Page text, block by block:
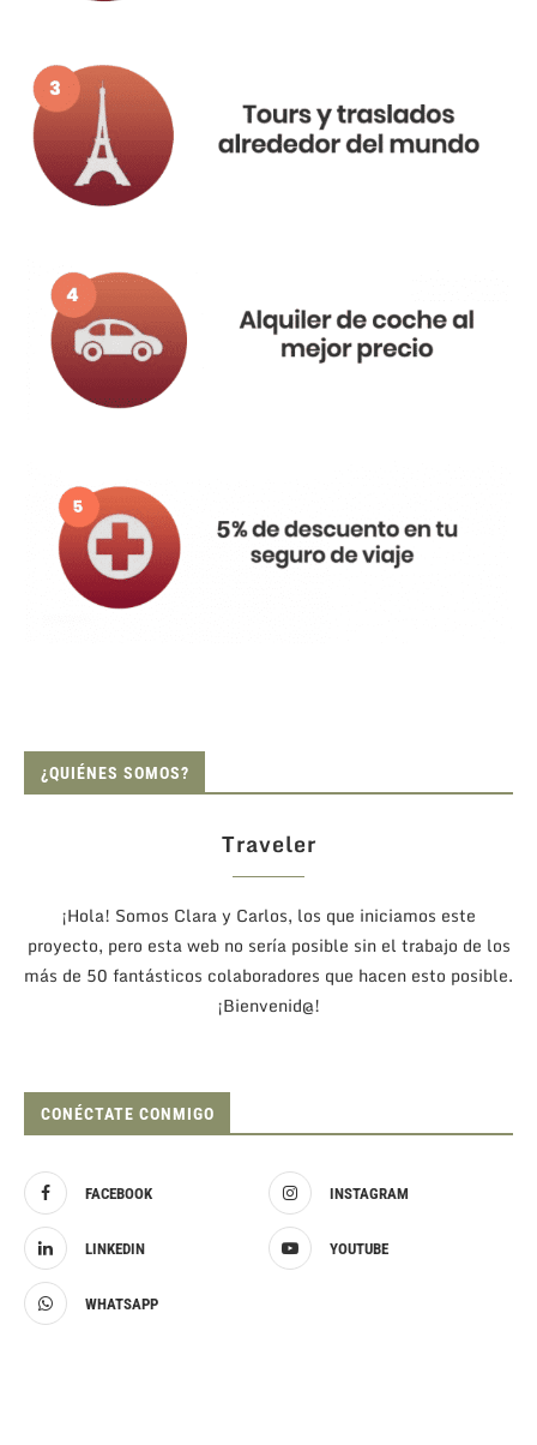
¿QUIÉNES SOMOS?
Traveler
¡Hola! Somos Clara y Carlos, los que iniciamos este
proyecto, pero esta web no sería posible sin el trabajo de los
más de 50 fantásticos colaboradores que hacen esto posible.
¡Bienvenid@!
CONÉCTATE CONMIGO
FACEBOOK INSTAGRAM
LINKEDIN YOUTUBE
WHATSAPP